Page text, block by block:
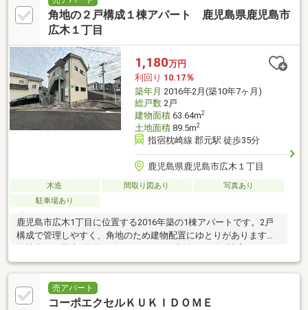
角地の２戸構成１棟アパート 鹿児島県鹿児島市
広木１丁目
1,180万円
利回り 10.17％
築年月 2016年2月(築10年7ヶ月)
総戸数2戸
建物面積63.64m2
土地面積89.5m2
指宿枕崎線 郡元駅 徒歩35分
鹿児島県鹿児島市広木１丁目
木造 間取り図あり
写真あり
駐車場あり
鹿児島市広木1丁目に位置する2016年築の1棟アパートです。2戸
構成で管理しやすく、角地のため建物配置にゆとりがあります。
点が特徴です。想
売アパート
コーポエクセルＫＵＫＩＤＯＭＥ